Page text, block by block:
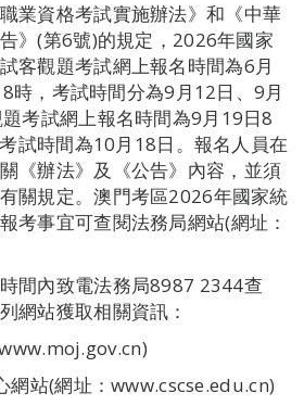
業資格考試實施辦法》和《中華
》(第6號)的規定，2026年國家
客觀題考試網上報名時間為6月
時，考試時間分為9月12日、9月
考試網上報名時間為9月19日8
試時間為10月18日。報名人員在
《辦法》及《公告》內容，並須
關規定。澳門考區2026年國家統
考事宜可查閱法務局網站(網址：
間內致電法務局8987 2344查
網站獲取相關資訊：
網站(網址：www.cscse.edu.cn)